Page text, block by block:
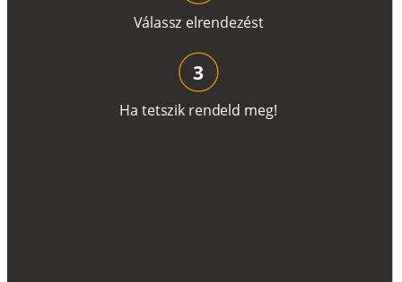
Válassz elrendezést
Ha tetszik rendeld meg!
3